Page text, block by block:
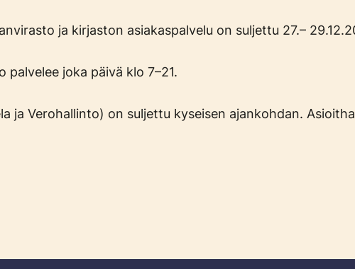
ja kirjaston asiakaspalvelu on suljettu 27.–
palvelee joka päivä klo 7–21.
ja Verohallinto) on suljettu kyseisen ajankohdan.